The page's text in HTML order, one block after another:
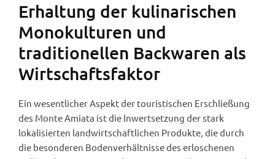
Erhaltung der kulinarischen
Monokulturen und
traditionellen Backwaren als
Wirtschaftsfaktor
Ein wesentlicher Aspekt der touristischen Erschließung
des Monte Amiata ist die Inwertsetzung der stark
lokalisierten landwirtschaftlichen Produkte, die durch
die besonderen Bodenverhältnisse des erloschenen